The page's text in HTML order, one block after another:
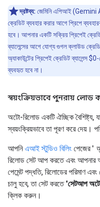
দ্রষ্টব্য: জেমিনি এপিআই (Gemini
ক্রেডিট ব্যবহার করার আগে প্রিপে
হবে। আপনার একটি সক্রিয় প্রিপেই
ব্যালেন্সের আগে যোগ্য গুগল ক্লাউড
অ্যাকাউন্টের প্রিপেই ক্রেডিট
ব্যবহৃত হবে না।
স্বয়ংক্রিয়ভাবে পুনরায় লোড
অটো-রিলোড একটি ঐচ্ছিক বৈশিষ্ট্য,
স্বয়ংক্রিয়ভাবে তা পূরণ করে দেয়।
আপনি এআই স্টুডিও বিলিং পেজের '
রিলোড সেট আপ করতে এবং আপনার
পেমেন্ট পদ্ধতি, রিলোডের পরিমাণ
চালু হবে, তা সেট করতে 'সেটআপ
ক্লিক করুন।